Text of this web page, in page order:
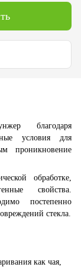
благодаря
условия для
проникновение
обработке,
свойства.
постепенно
стекла.
как чая,